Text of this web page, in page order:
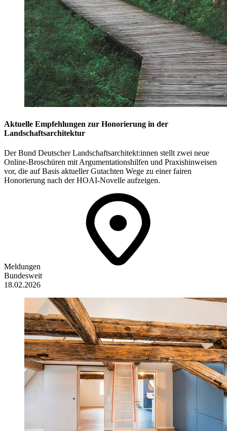
Aktuelle Empfehlungen zur Honorierung in der
Landschaftsarchitektur
Der Bund Deutscher Landschaftsarchitekt:innen stellt zwei neue
Online-Broschüren mit Argumentationshilfen und Praxishinweisen
vor, die auf Basis aktueller Gutachten Wege zu einer fairen
Honorierung nach der HOAI-Novelle aufzeigen.
Meldungen
Bundesweit
18.02.2026